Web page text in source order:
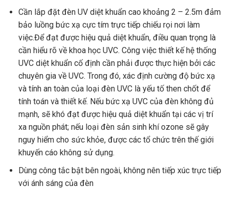
Cần lắp đặt đèn UV diệt khuẩn cao khoảng 2 – 2.5m đảm
bảo luồng bức xạ cực tím trực tiếp chiếu rọi nơi làm
việc.Để đạt được hiệu quả diệt khuẩn, điều quan trọng là
cần hiểu rõ về khoa học UVC. Công việc thiết kế hệ thống
UVC diệt khuẩn cố định cần phải được thực hiện bởi các
chuyên gia về UVC. Trong đó, xác định cường độ bức xạ
và tính an toàn của loại đèn UVC là yếu tố then chốt để
tính toán và thiết kế. Nếu bức xạ UVC của đèn không đủ
mạnh, sẽ khó đạt được hiệu quả diệt khuẩn tại các vị trí
xa nguồn phát; nếu loại đèn sản sinh khí ozone sẽ gây
nguy hiểm cho sức khỏe, được các tổ chức trên thế giới
khuyến cáo không sử dụng.
Dùng công tắc bật bên ngoài, không nên tiếp xúc trực tiếp
với ánh sáng của đèn